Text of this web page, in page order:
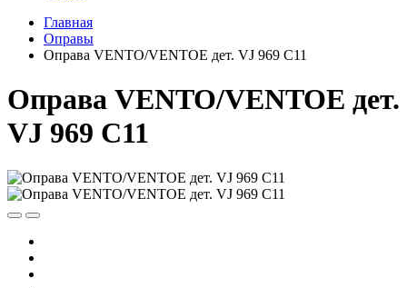
Главная
Оправы
Оправа VENTO/VENTOE дет. VJ 969 C11
Оправа VENTO/VENTOE дет.
VJ 969 C11